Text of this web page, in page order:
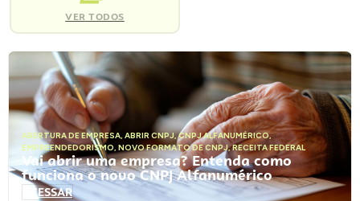
VER TODOS
ABERTURA DE EMPRESA, ABRIR CNPJ,CNPJ ALFANUMÉRICO,
EMPREENDEDORISMO, NOVO FORMATO DE CNPJ,RECEITA FEDERAL
Vai abrir uma empresa? Entenda como
funciona o novo CNPJ Alfanumérico
ACESSAR